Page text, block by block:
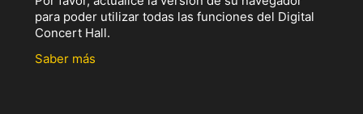
para poder utilizar todas las funciones del Digital
Concert Hall.
Saber más